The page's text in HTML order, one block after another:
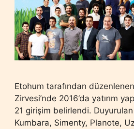
Etohum tarafından
Zirvesi’nde 2016’da yatırım
21 girişim belirlendi.
Kumbara, Simenty, Planote,